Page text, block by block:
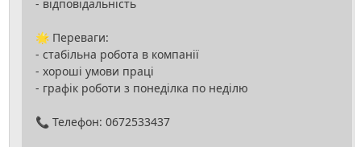
- відповідальність
🌟 Переваги:
- стабільна робота в компанії
- хороші умови праці
- графік роботи з понеділка по неділю
📞 Телефон: 0672533437